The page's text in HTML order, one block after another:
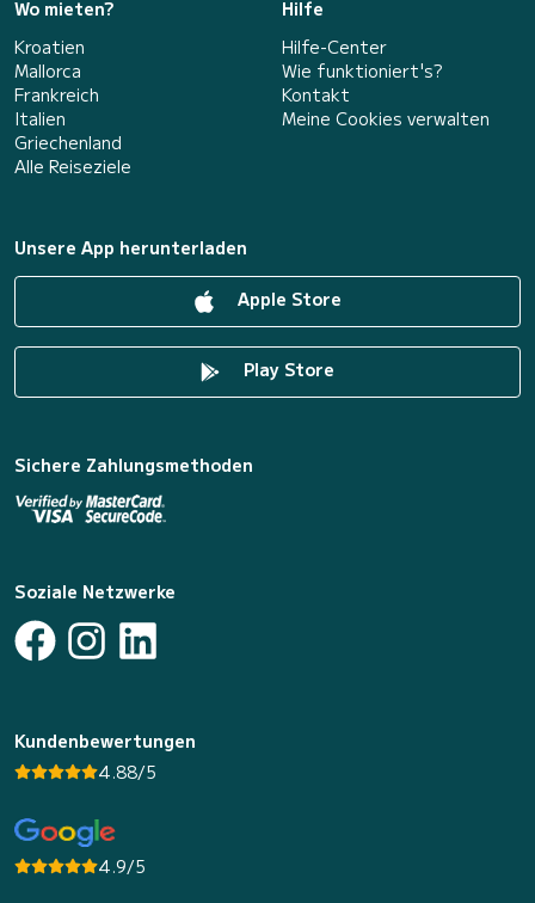
Wo mieten?
Kroatien
Mallorca
Frankreich
Italien
Griechenland
Alle Reiseziele
Hilfe
Hilfe-Center
Wie funktioniert's?
Kontakt
Meine Cookies verwalten
Unsere App herunterladen
Apple Store
Play Store
Sichere Zahlungsmethoden
Soziale Netzwerke
Kundenbewertungen
4.88/5
4.9/5